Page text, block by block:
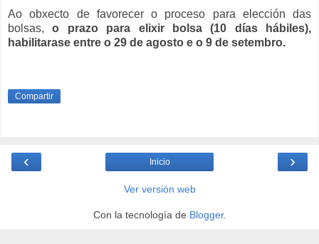
Ao obxecto de favorecer o proceso para elección das
bolsas,o prazo para elixir bolsa (10 días hábiles),
habilitarase entre o 29 de agosto e o 9 de setembro.
Compartir
‹ ›
Inicio
Ver versión web
Con la tecnología de Blogger.